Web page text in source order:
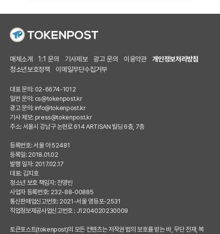
매체소개 1:1 문의 기사제보 광고 문의 이용약관
개인정보처리방침
청소년보호정책
이메일무단수집거부
대표 문의: 02-6674-1012
일반 문의: cs@tokenpost.kr
광고 문의: info@tokenpost.kr
기사 제보: press@tokenpost.kr
주소: 서울시 강남구 논현로 614 ARTISAN 빌딩 6층, 7층
등록번호: 서울 아 52481
등록일: 2018.01.02
발행 일자: 2017.02.17
대표: 김지호
청소년 보호 책임자: 전영빈
사업자 등록번호: 232-88-00885
통신판매업신고번호: 2021-서울 영등포-2531
직업정보제공사업신고번호 : J1204020230009
토큰포스트(tokenpost)의 모든 컨텐츠는 저작권 법의 보호를 받는 바, 무단 전재, 복